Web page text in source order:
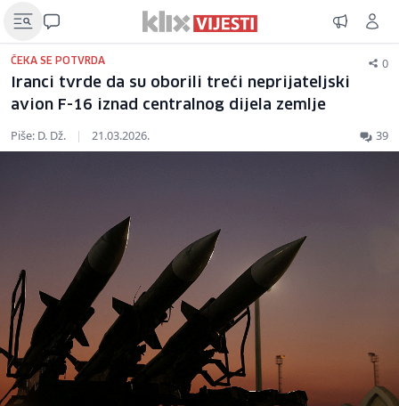
ČEKA SE POTVRDA 0
Iranci tvrde da su oborili treći neprijateljski
avion F-16 iznad centralnog dijela zemlje
Piše: D. Dž. | 21.03.2026. 39